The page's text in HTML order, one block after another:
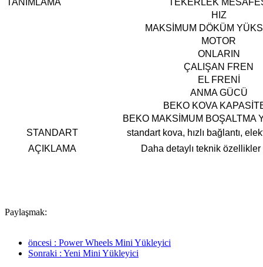
HIZ
MAKSİMUM DÖKÜM
MOTOR
ONLARIN
ÇALIŞAN FREN
EL FRENİ
ANMA GÜCÜ
BEKO KOVA
BEKO MAKSİMUM BOŞALTMA
STANDART
standart kova, hızlı bağlantı,
AÇIKLAMA
Daha detaylı teknik
Paylaşmak:
öncesi : Power Wheels Mini Yükleyici
Sonraki : Yeni Mini Yükleyici